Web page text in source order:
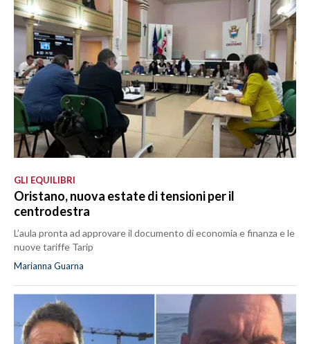
GLI EQUILIBRI
Oristano, nuova estate di tensioni per il
centrodestra
L’aula pronta ad approvare il documento di economia e finanza e le
nuove tariffe Tarip
Marianna Guarna